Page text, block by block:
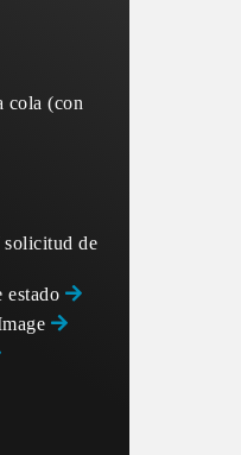
value
cola (con
de
estado